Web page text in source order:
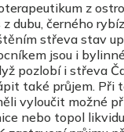
z
dubu, černého
střeva stav
jsou i
pozlobí i střeva
také průjem. Při
vyloučit možné
nebo topol